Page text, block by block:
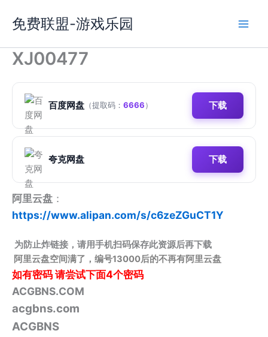
容
免费联盟-游戏乐园
XJ00477
百度网盘 （提取码： 6666） 下载
夸克网盘 下载
阿里云盘 ：
https://www.alipan.com/s/c6zeZGuCT1Y
为防止炸链接，请用手机扫码保存此资源后再下载
阿里云盘空间满了，编号13000后的不再有阿里云盘
如有密码请尝试下面4个密码
ACGBNS.COM
acgbns.com
ACGBNS